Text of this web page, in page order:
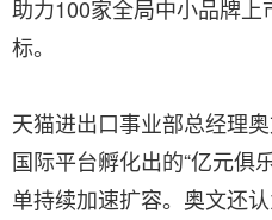
助力100家全局中小品牌上
标。
天猫进出口事业部总经理
国际平台孵化出的“亿元俱
单持续加速扩容。奥文还